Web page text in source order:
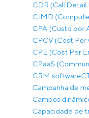
CDR (Call Detail
CIMD
CPA (Custo por
CPCV (Cost
CPE (Cost Per
CPaaS
CRM software
Campanha de
Campos
Capacidade de